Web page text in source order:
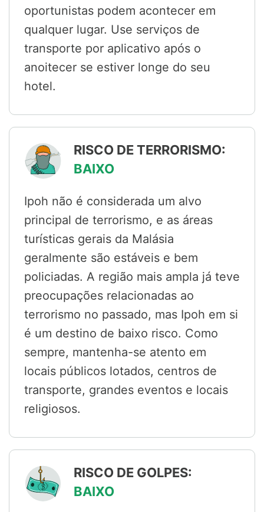
oportunistas podem acontecer em
qualquer lugar. Use serviços de
transporte por aplicativo após o
anoitecer se estiver longe do seu
hotel.
RISCO DE TERRORISMO:
BAIXO
Ipoh não é considerada um alvo
principal de terrorismo, e as áreas
turísticas gerais da Malásia
geralmente são estáveis e bem
policiadas. A região mais ampla já teve
preocupações relacionadas ao
terrorismo no passado, mas Ipoh em si
é um destino de baixo risco. Como
sempre, mantenha-se atento em
locais públicos lotados, centros de
transporte, grandes eventos e locais
religiosos.
RISCO DE GOLPES:
BAIXO